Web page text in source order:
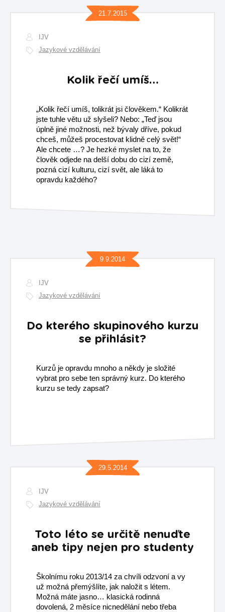
21.7.2015
IJV
Jazykové vzdělávání
Kolik řečí umíš…
„Kolik řečí umíš, tolikrát jsi člověkem.“ Kolikrát
jste tuhle větu už slyšeli? Nebo: „Teď jsou
úplně jiné možnosti, než bývaly dříve, pokud
chceš, můžeš procestovat klidně celý svět!“
Ale chcete …? Je hezké myslet na to, že
člověk odjede na delší dobu do cizí země,
pozná cizí kulturu, cizí svět, ale láká to
opravdu každého?
9.9.2014
IJV
Jazykové vzdělávání
Do kterého skupinového kurzu
se přihlásit?
Kurzů je opravdu mnoho a někdy je složité
vybrat pro sebe ten správný kurz. Do kterého
kurzu se tedy zapsat?
29.5.2014
IJV
Jazykové vzdělávání
Toto léto se určitě nenuďte
aneb tipy nejen pro studenty
Školnímu roku 2013/14 za chvíli odzvoní a vy
už možná přemýšlíte, jak naložit s létem.
Možná máte jasno… klasická rodinná
dovolená, 2 měsíce nicnedělání nebo třeba